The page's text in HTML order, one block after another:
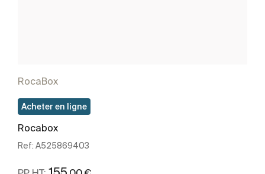
RocaBox
Acheter en ligne
Rocabox
Ref: A525869403